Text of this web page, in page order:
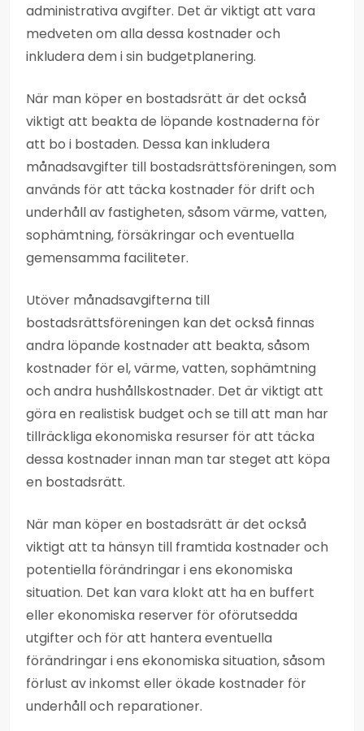
administrativa avgifter. Det är viktigt att vara
medveten om alla dessa kostnader och
inkludera dem i sin budgetplanering.
När man köper en bostadsrätt är det också
viktigt att beakta de löpande kostnaderna för
att bo i bostaden. Dessa kan inkludera
månadsavgifter till bostadsrättsföreningen, som
används för att täcka kostnader för drift och
underhåll av fastigheten, såsom värme, vatten,
sophämtning, försäkringar och eventuella
gemensamma faciliteter.
Utöver månadsavgifterna till
bostadsrättsföreningen kan det också finnas
andra löpande kostnader att beakta, såsom
kostnader för el, värme, vatten, sophämtning
och andra hushållskostnader. Det är viktigt att
göra en realistisk budget och se till att man har
tillräckliga ekonomiska resurser för att täcka
dessa kostnader innan man tar steget att köpa
en bostadsrätt.
När man köper en bostadsrätt är det också
viktigt att ta hänsyn till framtida kostnader och
potentiella förändringar i ens ekonomiska
situation. Det kan vara klokt att ha en buffert
eller ekonomiska reserver för oförutsedda
utgifter och för att hantera eventuella
förändringar i ens ekonomiska situation, såsom
förlust av inkomst eller ökade kostnader för
underhåll och reparationer.